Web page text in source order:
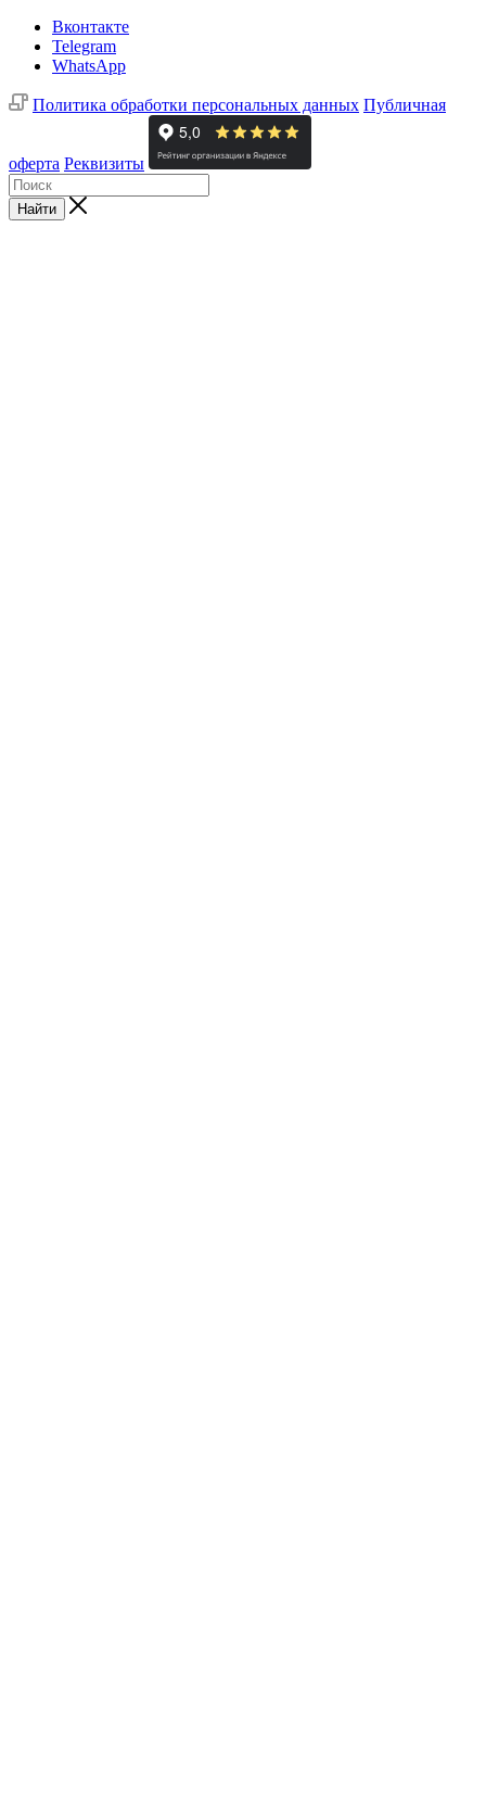
Вконтакте
Telegram
WhatsApp
Политика обработки персональных данных Публичная
оферта Реквизиты
Найти